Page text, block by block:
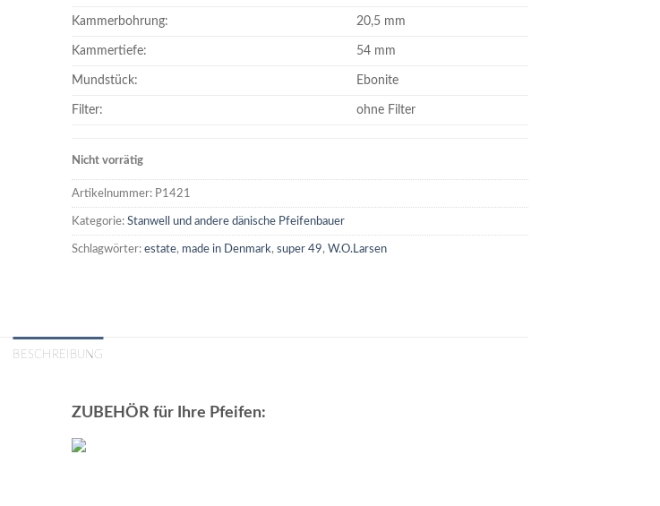
Kammerbohrung: 20,5 mm
Kammertiefe: 54 mm
Mundstück: Ebonite
Filter: ohne Filter
Nicht vorrätig
Artikelnummer: P1421
Kategorie: Stanwell und andere dänische Pfeifenbauer
Schlagwörter: estate, made in Denmark, super 49, W.O.Larsen
BESCHREIBUNG
ZUBEHÖR für Ihre Pfeifen: